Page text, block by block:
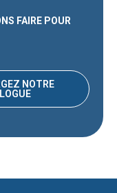
FAIRE POUR
NOTRE